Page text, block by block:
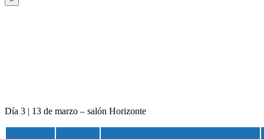
Día 3 | 13 de marzo – salón Horizonte